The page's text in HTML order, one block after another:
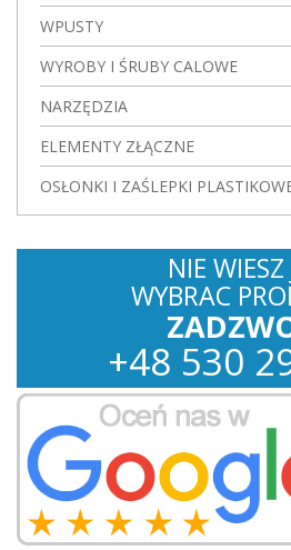
WPUSTY
WYROBY I ŚRUBY CALOWE
NARZĘDZIA
ELEMENTY ZŁĄCZNE
OSŁONKI I ZAŚLEPKI
NIE WIESZ
WYBRAC
+48 530